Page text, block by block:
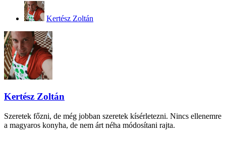
Kertész Zoltán
Kertész Zoltán
Szeretek főzni, de még jobban szeretek kísérletezni. Nincs ellenemre
a magyaros konyha, de nem árt néha módosítani rajta.